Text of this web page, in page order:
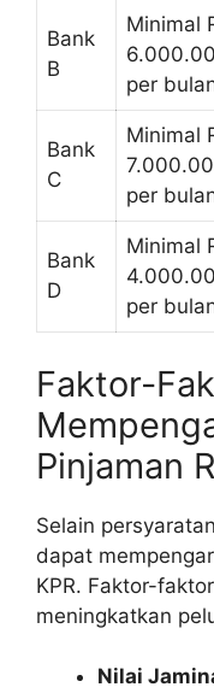
Bank
B
Minimal
per
Bank
C
Minimal
per
Bank
D
Minimal
per
Faktor-
Pinjaman
Selain
dapat
KPR. Faktor-
meningkatkan
Nilai